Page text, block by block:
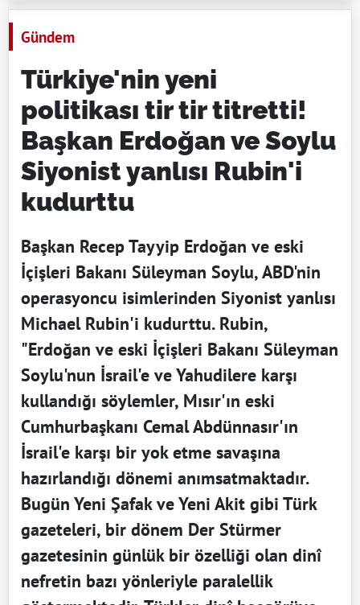
Gündem
Türkiye'nin yeni
politikası tir tir titretti!
Başkan Erdoğan ve Soylu
Siyonist yanlısı Rubin'i
kudurttu
Başkan Recep Tayyip Erdoğan ve eski
İçişleri Bakanı Süleyman Soylu, ABD'nin
operasyoncu isimlerinden Siyonist yanlısı
Michael Rubin'i kudurttu. Rubin,
"Erdoğan ve eski İçişleri Bakanı Süleyman
Soylu'nun İsrail'e ve Yahudilere karşı
kullandığı söylemler, Mısır'ın eski
Cumhurbaşkanı Cemal Abdünnasır'ın
İsrail'e karşı bir yok etme savaşına
hazırlandığı dönemi anımsatmaktadır.
Bugün Yeni Şafak ve Yeni Akit gibi Türk
gazeteleri, bir dönem Der Stürmer
gazetesinin günlük bir özelliği olan dinî
nefretin bazı yönleriyle paralellik